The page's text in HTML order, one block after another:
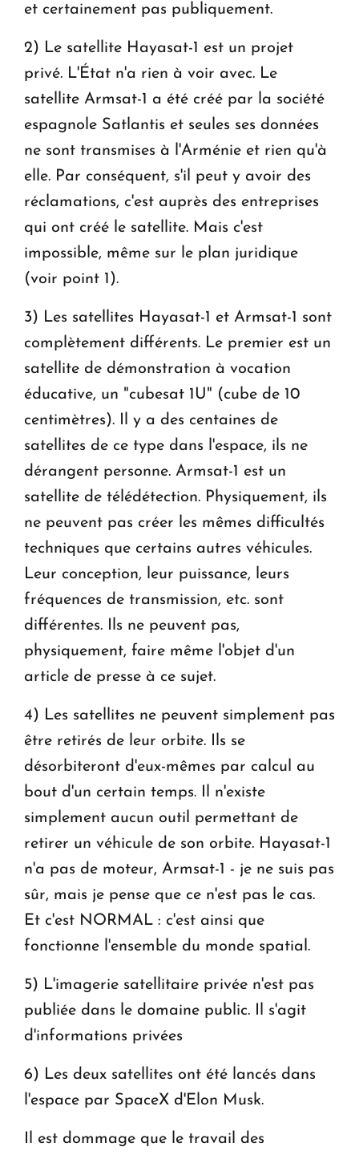
et certainement pas publiquement.
2) Le satellite Hayasat-1 est un projet
privé. L'État n'a rien à voir avec. Le
satellite Armsat-1 a été créé par la société
espagnole Satlantis et seules ses données
ne sont transmises à l'Arménie et rien qu'à
elle. Par conséquent, s'il peut y avoir des
réclamations, c'est auprès des entreprises
qui ont créé le satellite. Mais c'est
impossible, même sur le plan juridique
(voir point 1).
3) Les satellites Hayasat-1 et Armsat-1 sont
complètement différents. Le premier est un
satellite de démonstration à vocation
éducative, un "cubesat 1U" (cube de 10
centimètres). Il y a des centaines de
satellites de ce type dans l'espace, ils ne
dérangent personne. Armsat-1 est un
satellite de télédétection. Physiquement, ils
ne peuvent pas créer les mêmes difficultés
techniques que certains autres véhicules.
Leur conception, leur puissance, leurs
fréquences de transmission, etc. sont
différentes. Ils ne peuvent pas,
physiquement, faire même l'objet d'un
article de presse à ce sujet.
4) Les satellites ne peuvent simplement pas
être retirés de leur orbite. Ils se
désorbiteront d'eux-mêmes par calcul au
bout d'un certain temps. Il n'existe
simplement aucun outil permettant de
retirer un véhicule de son orbite. Hayasat-1
n'a pas de moteur, Armsat-1 - je ne suis pas
sûr, mais je pense que ce n'est pas le cas.
Et c'est NORMAL : c'est ainsi que
fonctionne l'ensemble du monde spatial.
5) L'imagerie satellitaire privée n'est pas
publiée dans le domaine public. Il s'agit
d'informations privées
6) Les deux satellites ont été lancés dans
l'espace par SpaceX d'Elon Musk.
Il est dommage que le travail des